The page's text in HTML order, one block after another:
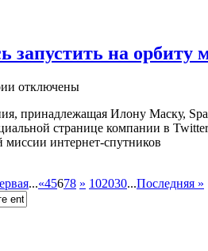
запустить на
отключены
принадлежащая Илону Маску,
странице компании в
интернет-спутников
...«45678 » 102030...Последняя »